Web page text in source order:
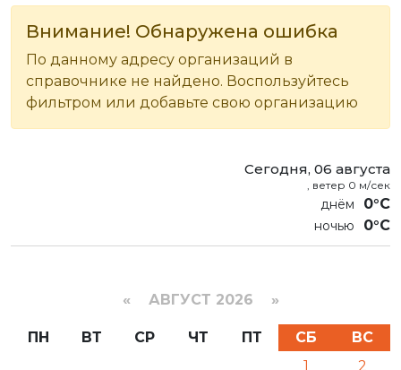
Внимание! Обнаружена ошибка
По данному адресу организаций в
справочнике не найдено. Воспользуйтесь
фильтром или добавьте свою организацию
Сегодня, 06 августа
, ветер 0 м/сек
0°C
0°C
« АВГУСТ 2026 »
ПН ВТ СР ЧТ ПТ СБ
ВС
1
2